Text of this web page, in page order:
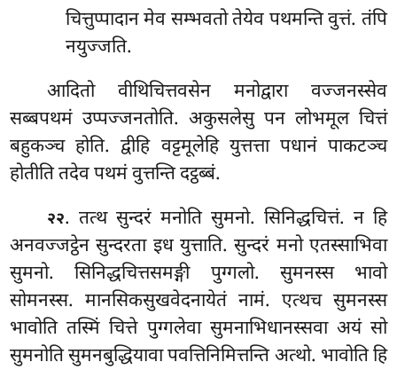
चित्तुप्पादान मेव सम्भवतो तेयेव पथमन्ति वुत्तं. तंपि
नयुज्जति.
आदितो वीथिचित्तवसेन मनोद्वारा वज्जनस्सेव
सब्बपथमं उप्पज्जनतोति. अकुसलेसु पन लोभमूल चित्तं
बहुकञ्च होति. द्वीहि वट्टमूलेहि युत्तत्ता पधानं पाकटञ्च
होतीति तदेव पथमं वुत्तन्ति दट्ठब्बं.
२२. तत्थ सुन्दरं मनोति सुमनो. सिनिद्धचित्तं. न हि
अनवज्जट्ठेन सुन्दरता इध युत्ताति. सुन्दरं मनो एतस्साभिवा
सुमनो. सिनिद्धचित्तसमङ्गी पुग्गलो. सुमनस्स भावो
सोमनस्स. मानसिकसुखवेदनायेतं नामं. एत्थच सुमनस्स
भावोति तस्मिं चित्ते पुग्गलेवा सुमनाभिधानस्सवा अयं सो
सुमनोति सुमनबुद्धियावा पवत्तिनिमित्तन्ति अत्थो. भावोति हि